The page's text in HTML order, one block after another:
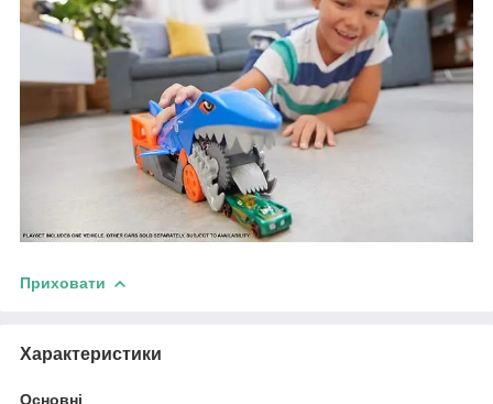
Приховати
Характеристики
Основні